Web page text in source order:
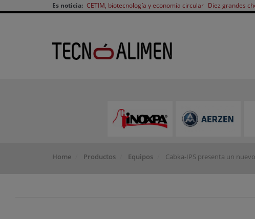
Es noticia: CETIM, biotecnología y economía circular Diez grandes
Home Productos Equipos Cabka-IPS presenta un